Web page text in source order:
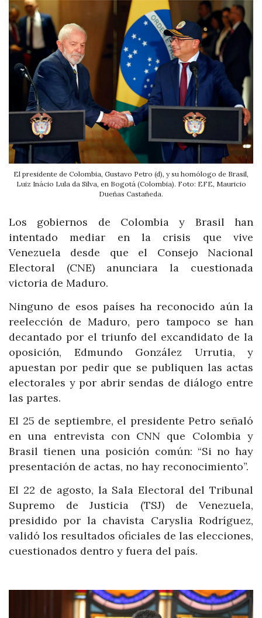
El presidente de Colombia, Gustavo Petro (d), y su homólogo de Brasil,
Luiz Inácio Lula da Silva, en Bogotá (Colombia). Foto: EFE, Mauricio
Dueñas Castañeda.
Los gobiernos de Colombia y Brasil han
intentado mediar en la crisis que vive
Venezuela desde que el Consejo Nacional
Electoral (CNE) anunciara la cuestionada
victoria de Maduro.
Ninguno de esos países ha reconocido aún la
reelección de Maduro, pero tampoco se han
decantado por el triunfo del excandidato de la
oposición, Edmundo González Urrutia, y
apuestan por pedir que se publiquen las actas
electorales y por abrir sendas de diálogo entre
las partes.
El 25 de septiembre, el presidente Petro señaló
en una entrevista con CNN que Colombia y
Brasil tienen una posición común: “Si no hay
presentación de actas, no hay reconocimiento”.
El 22 de agosto, la Sala Electoral del Tribunal
Supremo de Justicia (TSJ) de Venezuela,
presidido por la chavista Caryslia Rodríguez,
validó los resultados oficiales de las elecciones,
cuestionados dentro y fuera del país.